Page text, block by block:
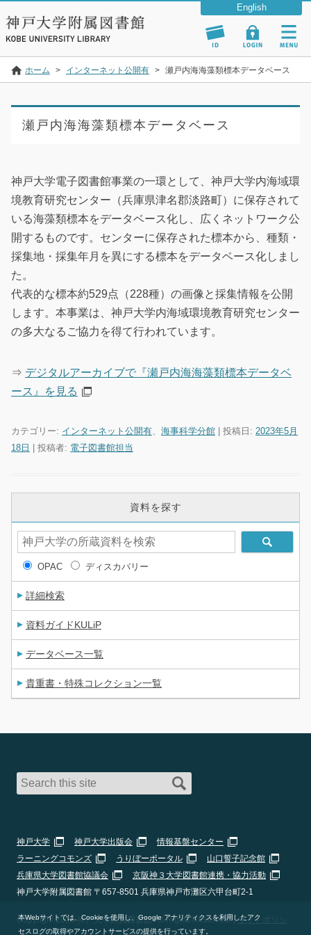
ホーム > インターネット公開有 > 瀬戸内海海藻類標本データベース
瀬戸内海海藻類標本データベース
神戸大学電子図書館事業の一環として、神戸大学内海域環
境教育研究センター（兵庫県津名郡淡路町）に保存されて
いる海藻類標本をデータベース化し、広くネットワーク公
開するものです。センターに保存された標本から、種類・
採集地・採集年月を異にする標本をデータベース化しまし
た。
代表的な標本約529点（228種）の画像と採集情報を公開
します。本事業は、神戸大学内海域環境教育研究センター
の多大なるご協力を得て行われています。
⇒ デジタルアーカイブで『瀬戸内海海藻類標本データベ
ース』を見る
カテゴリー: インターネット公開有、 海事科学分館 | 投稿日: 2023年5月
18日
投稿者: 電子図書館担当
資料を探す
OPAC ディスカバリー
詳細検索
資料ガイドKULiP
データベース一覧
貴重書・特殊コレクション一覧
神戸大学 神戸大学出版会
情報基盤センター
ラーニングコモンズ
うりぼーポータル
山口誓子記念館
兵庫県大学図書館協議会
京阪神３大学図書館連携・協力活動
神戸大学附属図書館 〒657-8501 兵庫県神戸市灘区六甲台町2-1
Copyright 2026 神戸大学附属図書館 All Rights Reserved. |サイトポリシ
本Webサイトでは、Cookieを使用し、Google アナリティクスを利用したアク
セスログの取得やアカウントサービスの提供を行っています。